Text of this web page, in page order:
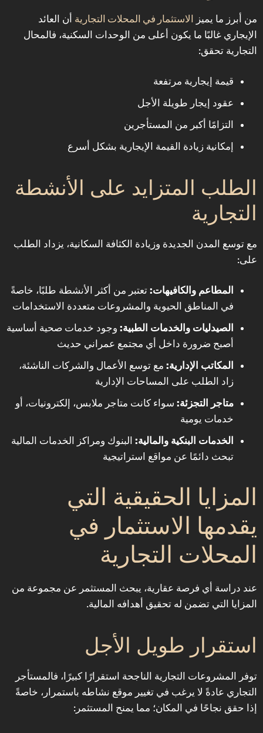
من أبرز ما يميز الاستثمار في المحلات التجارية أن العائد
الإيجاري غالبًا ما يكون أعلى من الوحدات السكنية، فالمحال
التجارية تحقق:
قيمة إيجارية مرتفعة
عقود إيجار طويلة الأجل
التزامًا أكبر من المستأجرين
إمكانية زيادة القيمة الإيجارية بشكل أسرع
الطلب المتزايد على الأنشطة
التجارية
مع توسع المدن الجديدة وزيادة الكثافة السكانية، يزداد الطلب
على:
المطاعم والكافيهات:تعتبر من أكثر الأنشطة طلبًا، خاصةً
في المناطق الحيوية والمشروعات متعددة الاستخدامات
الصيدليات والخدمات الطبية: وجود خدمات صحية أساسية
أصبح ضرورة داخل أي مجتمع عمراني حديث
المكاتب الإدارية: مع توسع الأعمال والشركات الناشئة،
زاد الطلب على المساحات الإدارية
متاجر التجزئة: سواء كانت متاجر ملابس، إلكترونيات، أو
خدمات يومية
الخدمات البنكية والمالية: البنوك ومراكز الخدمات المالية
تبحث دائمًا عن مواقع استراتيجية
المزايا الحقيقية التي
يقدمها الاستثمار في
المحلات التجارية
عند دراسة أي فرصة عقارية، يبحث المستثمر عن مجموعة من
المزايا التي تضمن له تحقيق أهدافه المالية.
استقرار طويل الأجل
توفر المشروعات التجارية الناجحة استقرارًا كبيرًا، فالمستأجر
التجاري عادةً لا يرغب في تغيير موقع نشاطه باستمرار، خاصةً
إذا حقق نجاحًا في المكان؛ مما يمنح المستثمر: